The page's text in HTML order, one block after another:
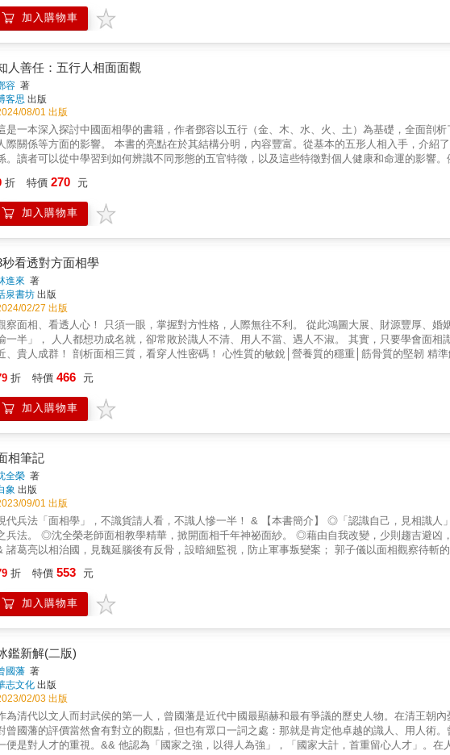
的預測學，體現於現代西方的行為科學，是一套現代心理學的活用。歸納《冰鑑》的識人術不外
看精神；生意看指爪，風波看腳筋；若要看條理，全在語言中。《冰鑑》一書分成神骨、剛柔、
加入購物車
人善任：五行人相面面觀
容 著
客思 出版
08/01 出版
是一本深入探討中國面相學的書籍，作者鄧容以五行（金、木、水、火、土）為基礎，全面剖
等方面的影響。 本書的亮點在於其結構分明，內容豐富。從基本的五形人相入手，介紹了每種形態的基本造形特徵及其相生相剋的關
。讀者可以從中學習到如何辨識不同形態的五官特徵，以及這些特徵對個人健康和命運的影響
在平面的面相觀察，還能從立體的角度更深入地理解面相學的奧妙。 書中還特別提到了各種五官（眉、眼、鼻、口、耳）的具體觀察方法，
探討了瞬間觀相術和如何通過補相來改善不佳的面相特徵。這些實用的知識和技巧，可以幫助讀
本書最後幾章則涉及了面相與開運、健康的關聯，並提供了一些具體的開運方法。例如，通過改變臉形、眉形、眼形等來提升運
厚的學識，使這本書成為面相學愛好者和初學者的必讀之作。無論你是對面相學有興趣，還是希望通過面相學
提升自我，這本書是不容錯過的寶貴資源。 &
折 特價 270 元
加入購物車
秒看透對方面相學
進來 著
泉書坊 出版
02/27 出版
察面相、看透人心！ 只須一眼，掌握對方性格，人際無往不利。 從此鴻圖大展、財源豐厚、婚姻美滿！ 俗話說得好，「不識字請
一半」， 人人都想功成名就，卻常敗於識人不清、用人不當、遇人不淑。 其實，只要學會面相
群！ 剖析面相三質，看穿人性密碼！ 心性質的敏銳│營養質的穩重│筋骨質的堅韌 精準解讀每一張臉背後的祕密。 本書內容 談相法的
三十餘年經驗，有理論、具實例，不管是財運、事業運、感情運、還是家庭運，通通都有解。 特點❷ 搭圖解，面貌印象速成！ 文字敘述＋面相
，幫助讀者一眼通達面相特徵，看到任何人都能自解優劣，瞬間看穿對方的性格、運勢、健康、家庭，與人交
面相改運勢！ 面相與生俱來，但運勢卻非注定。掌握自身優點，改善舉止的弱點，就能改運，
折 特價 466 元
加入購物車
相筆記
全榮 著
象 出版
09/01 出版
代兵法「面相學」，不識貨請人看，不識人慘一半！ & 【本書簡介】 ◎「認識自己，見相識人
兵法。 ◎沈全榮老師面相教學精華，掀開面相千年神祕面紗。 ◎藉由自我改變，少則趨吉避凶
諸葛亮以相治國，見魏延腦後有反骨，設暗細監視，防止軍事叛變案； 郭子儀以面相觀察待斬
著自己生命中的氣性才能，基本上有其脈絡可尋， 學面相的作用，除用於認識自己，改變自己
入社群交際， 因而提升能量，發展事業，面相真的實用又好玩！ & 面相學之所以能源遠流傳，
。 本書是一本顛覆傳統的上課筆記，沈老師面相學研究心得大公開，文字淺白，解說詳細，結
折 特價 553 元
加入購物車
鑑新解(二版)
國藩 著
志文化 出版
02/03 出版
為清代以文人而封武侯的第一人，曾國藩是近代中國最顯赫和最有爭議的歷史人物。在清王朝
曾國藩的評價當然會有對立的觀點，但也有眾口一詞之處：那就是肯定他卓越的識人、用人術
便是對人才的重視。&& 他認為「國家之強，以得人為強」，「國家大計，首重留心人才」。在